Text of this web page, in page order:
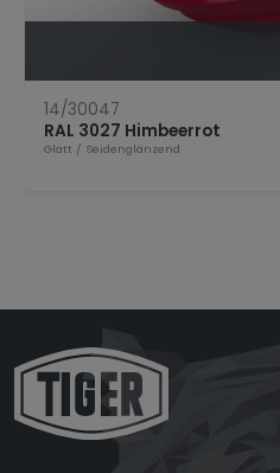
14/30047
RAL 3027 Himbeerrot
Glatt / Seidenglänzend